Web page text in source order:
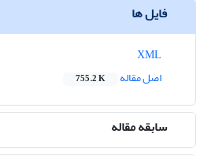
فایل ها
اصل مقاله
755.2 K
سابقه مقاله